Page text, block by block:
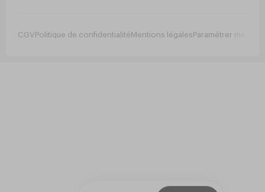
Cuisine
CGVPolitique de confidentialitéMentions légalesParamétrer mes